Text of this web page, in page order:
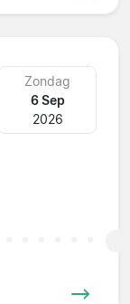
Zondag
6 Sep
2026